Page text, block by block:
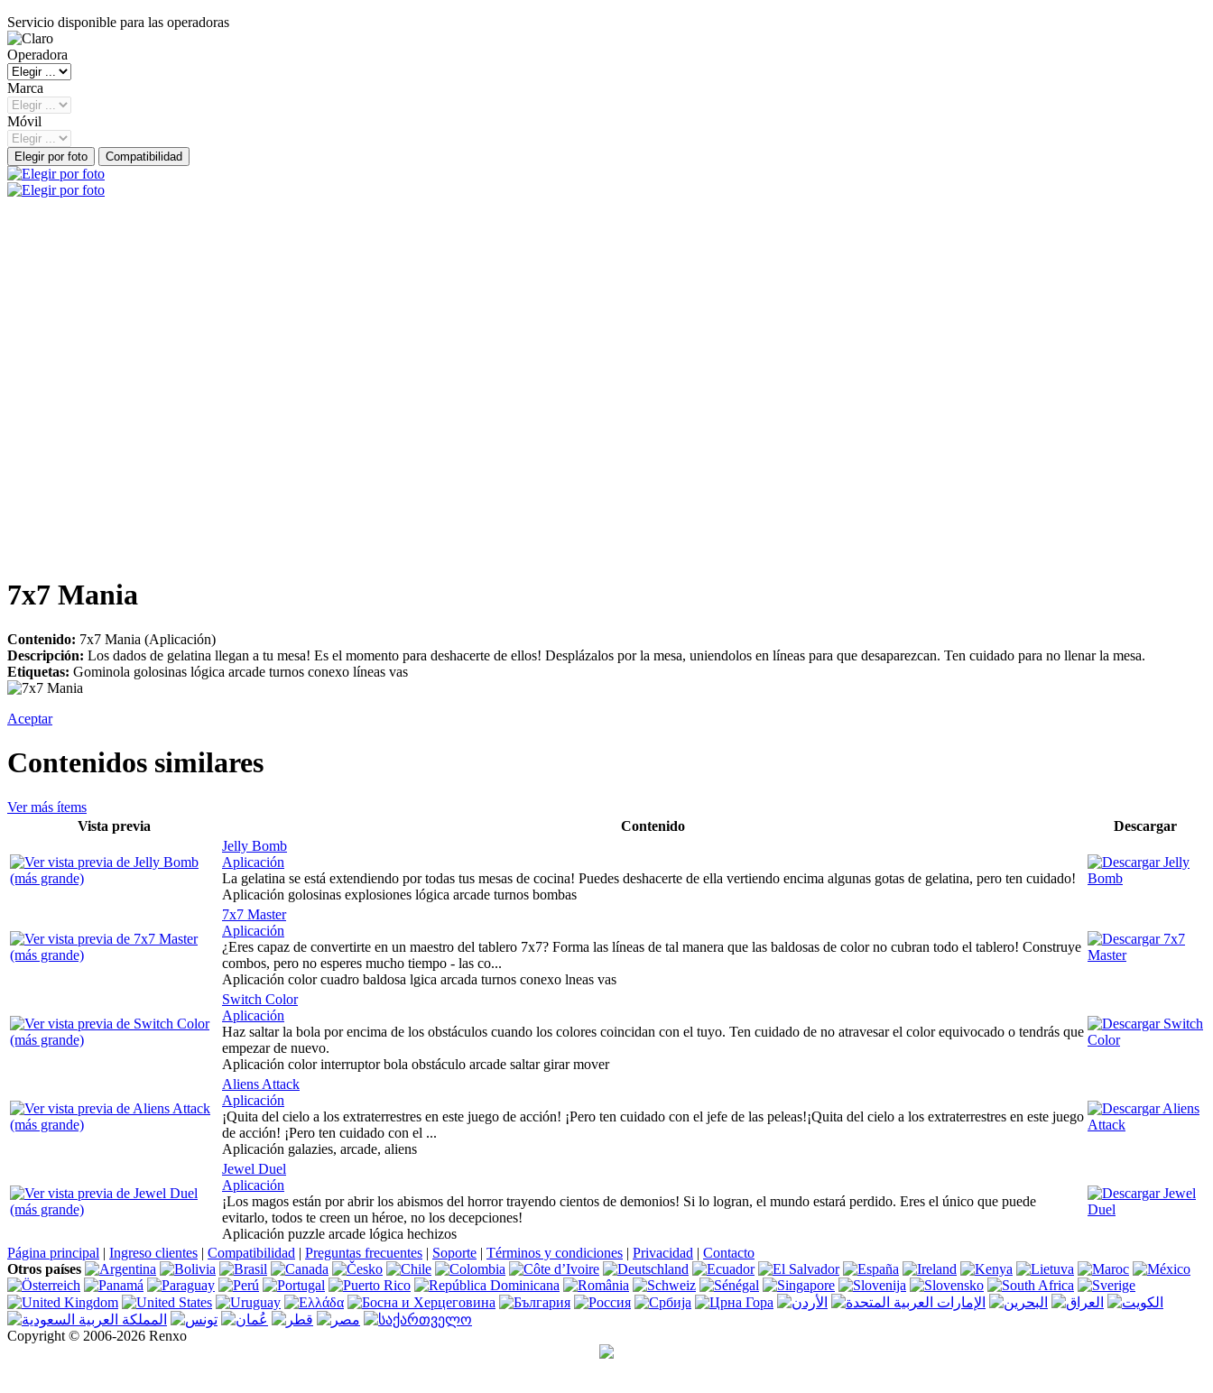
Servicio disponible para las operadoras
Operadora
Marca
Móvil
7x7 Mania
Contenido: 7x7 Mania (Aplicación)
Descripción: Los dados de gelatina llegan a tu mesa! Es el momento para deshacerte de ellos! Desplázalos por la mesa, uniendolos en líneas para que desaparezcan. Ten cuidado para no llenar la mesa.
Etiquetas: Gominola golosinas lógica arcade turnos conexo líneas vas
Aceptar
Contenidos similares
Ver más ítems
Vista previa
Contenido
Descargar
Jelly Bomb
Aplicación
La gelatina se está extendiendo por todas tus mesas de cocina! Puedes deshacerte de ella vertiendo encima algunas gotas de gelatina, pero ten cuidado!
Aplicación golosinas explosiones lógica arcade turnos bombas
7x7 Master
Aplicación
¿Eres capaz de convertirte en un maestro del tablero 7x7? Forma las líneas de tal manera que las baldosas de color no cubran todo el tablero! Construye
combos, pero no esperes mucho tiempo - las co...
Aplicación color cuadro baldosa lgica arcada turnos conexo lneas vas
Switch Color
Aplicación
Haz saltar la bola por encima de los obstáculos cuando los colores coincidan con el tuyo. Ten cuidado de no atravesar el color equivocado o tendrás que
empezar de nuevo.
Aplicación color interruptor bola obstáculo arcade saltar girar mover
Aliens Attack
Aplicación
¡Quita del cielo a los extraterrestres en este juego de acción! ¡Pero ten cuidado con el jefe de las peleas!¡Quita del cielo a los extraterrestres en este juego
de acción! ¡Pero ten cuidado con el ...
Aplicación galazies, arcade, aliens
Jewel Duel
Aplicación
¡Los magos están por abrir los abismos del horror trayendo cientos de demonios! Si lo logran, el mundo estará perdido. Eres el único que puede
evitarlo, todos te creen un héroe, no los decepciones!
Aplicación puzzle arcade lógica hechizos
Página principal | Ingreso clientes | Compatibilidad | Preguntas frecuentes | Soporte | Términos y condiciones | Privacidad | Contacto
Otros países
Copyright © 2006-2026 Renxo